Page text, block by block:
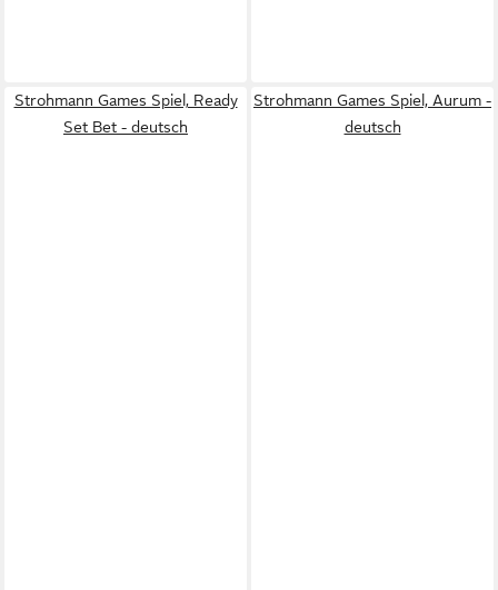
Strohmann Games Spiel, Ready
Set Bet - deutsch
Strohmann Games Spiel, Aurum -
deutsch